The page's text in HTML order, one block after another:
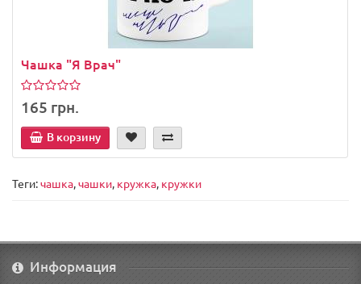
Чашка "Я Врач"
165 грн.
В корзину
Теги:чашка,чашки, кружка, кружки
Информация